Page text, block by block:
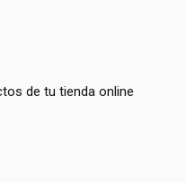
de tu tienda online